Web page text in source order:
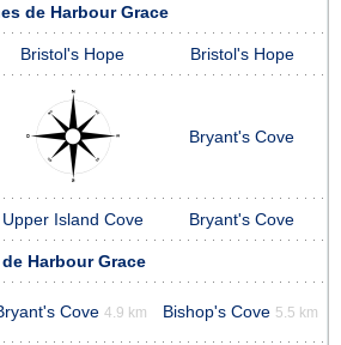
de Harbour Grace
Bristol's Hope Bristol's Hope
Bryant's Cove
Upper Island Cove Bryant's Cove
Harbour Grace
Cove 4.9 km Bishop's Cove 5.5 km